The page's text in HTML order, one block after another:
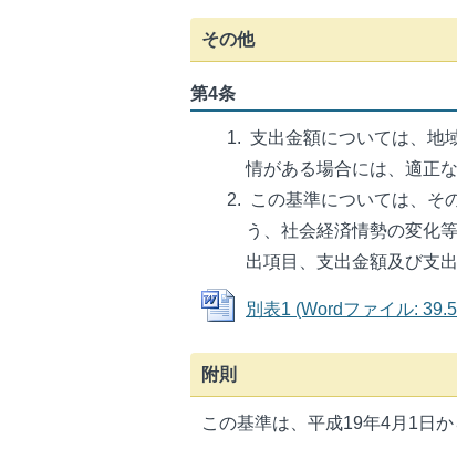
その他
第4条
支出金額については、地
情がある場合には、適正
この基準については、そ
う、社会経済情勢の変化
出項目、支出金額及び支
別表1 (Wordファイル:
附則
この基準は、平成19年4月1日か